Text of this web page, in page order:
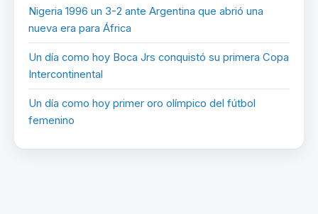
Nigeria 1996 un 3-2 ante Argentina que abrió una
nueva era para África
Un día como hoy Boca Jrs conquistó su primera Copa
Intercontinental
Un día como hoy primer oro olímpico del fútbol
femenino